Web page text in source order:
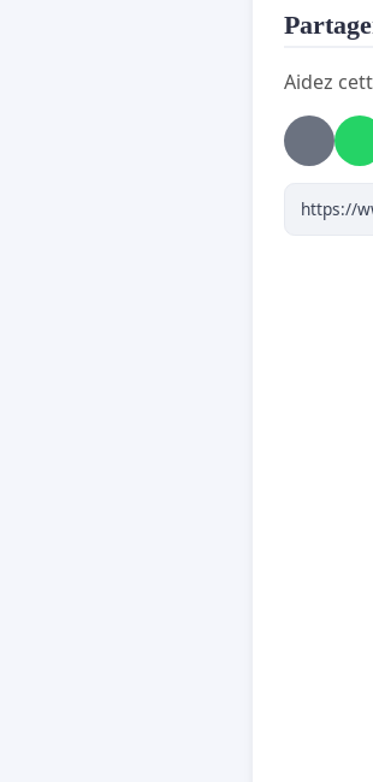
Aidez